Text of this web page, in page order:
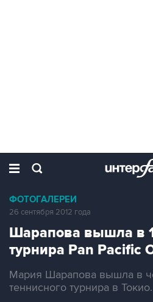
ФОТОГАЛЕРЕИ
26 сентября 2012 года
Шарапова вышла в
турнира Pan Pacific
Мария Шарапова вышла в
теннисного турнира в Токио.